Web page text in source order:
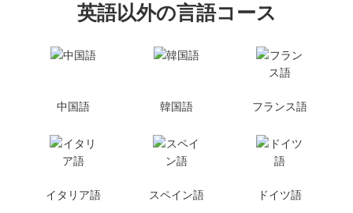
英語以外の言語コース
中国語 韓国語 フランス語
イタリア語 スペイン語 ドイツ語